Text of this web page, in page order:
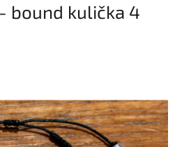
bound kulička 4